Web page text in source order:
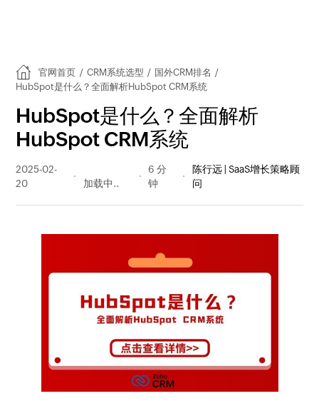
官网首页 / CRM系统选型 / 国外CRM排名 /
HubSpot是什么？全面解析HubSpot CRM系统
HubSpot是什么？全面解析
HubSpot CRM系统
2025-02-
20
量
6 分
钟
陈行远 | SaaS增长策略顾
问